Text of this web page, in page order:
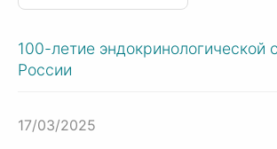
100-летие эндокринологической
России
17/03/2025